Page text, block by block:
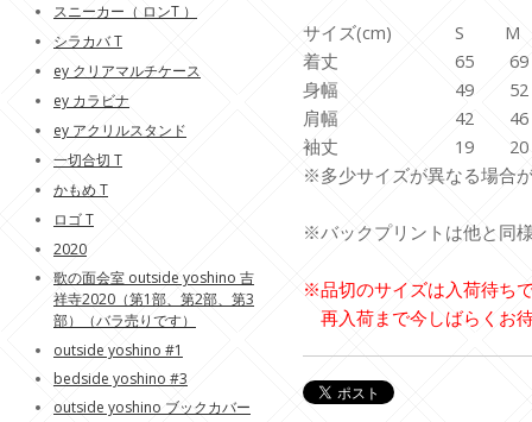
サイズ(cm) S
着丈 65 69
身幅 49 52
肩幅 42 46
袖丈 19 20
※多少サイズが異なる場合
※バックプリントは他と同
※品切のサイズは入荷待ち
再入荷まで今しばらくお
スニーカー（ ロンT ）
シラカバ T
ey クリアマルチケース
ey カラビナ
ey アクリルスタンド
一切合切 T
かもめ T
ロゴ T
2020
歌の面会室 outside yoshino 吉
祥寺2020（第1部、第2部、第3
部）（バラ売りです）
outside yoshino #1
bedside yoshino #3
outside yoshino ブックカバー